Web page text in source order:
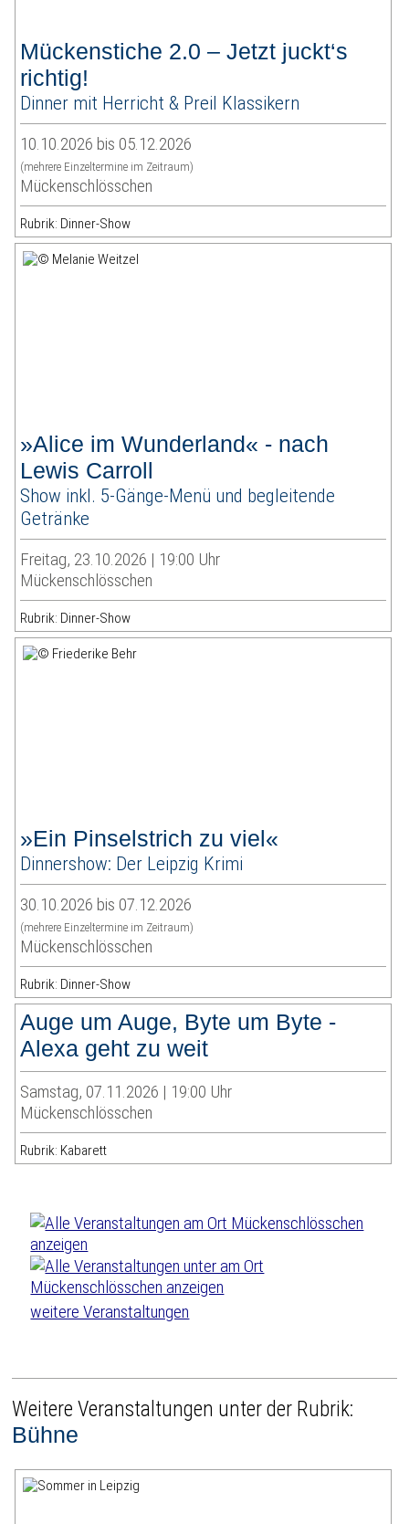
Mückenstiche 2.0 – Jetzt juckt‘s
richtig!
Dinner mit Herricht & Preil Klassikern
10.10.2026 bis 05.12.2026
(mehrere Einzeltermine im Zeitraum)
Mückenschlösschen
Rubrik: Dinner-Show
»Alice im Wunderland« - nach
Lewis Carroll
Show inkl. 5-Gänge-Menü und begleitende
Getränke
Freitag, 23.10.2026 | 19:00 Uhr
Mückenschlösschen
Rubrik: Dinner-Show
»Ein Pinselstrich zu viel«
Dinnershow: Der Leipzig Krimi
30.10.2026 bis 07.12.2026
(mehrere Einzeltermine im Zeitraum)
Mückenschlösschen
Rubrik: Dinner-Show
Auge um Auge, Byte um Byte -
Alexa geht zu weit
Samstag, 07.11.2026 | 19:00 Uhr
Mückenschlösschen
Rubrik: Kabarett
weitere Veranstaltungen
Weitere Veranstaltungen unter der Rubrik:
Bühne